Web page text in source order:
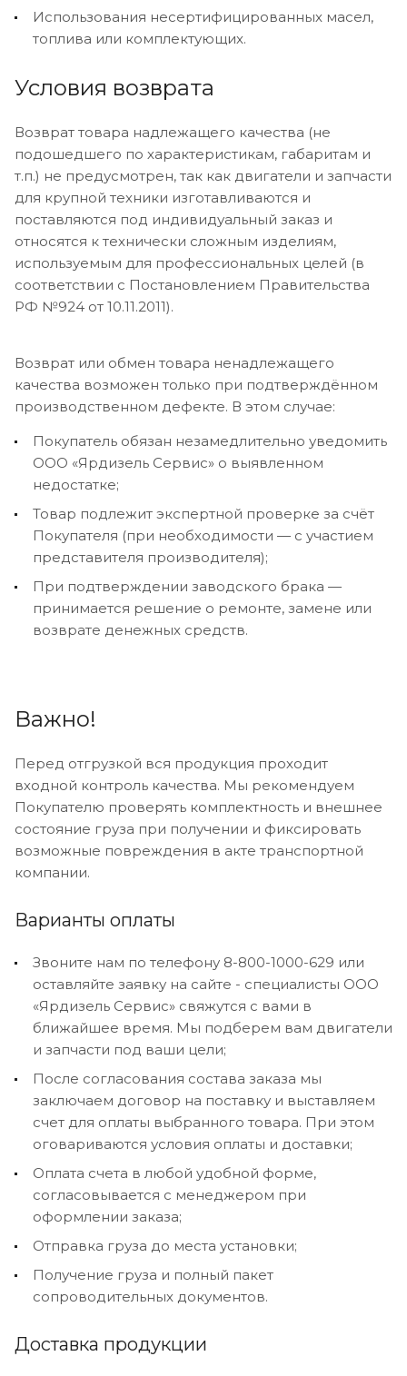
Использования несертифицированных масел,
топлива или комплектующих.
Условия возврата
Возврат товара надлежащего качества (не
подошедшего по характеристикам, габаритам и
т.п.) не предусмотрен, так как двигатели и запчасти
для крупной техники изготавливаются и
поставляются под индивидуальный заказ и
относятся к технически сложным изделиям,
используемым для профессиональных целей (в
соответствии с Постановлением Правительства
РФ №924 от 10.11.2011).
Возврат или обмен товара ненадлежащего
качества возможен только при подтверждённом
производственном дефекте. В этом случае:
Покупатель обязан незамедлительно уведомить
ООО «Ярдизель Сервис» о выявленном
недостатке;
Товар подлежит экспертной проверке за счёт
Покупателя (при необходимости — с участием
представителя производителя);
При подтверждении заводского брака —
принимается решение о ремонте, замене или
возврате денежных средств.
Важно!
Перед отгрузкой вся продукция проходит
входной контроль качества. Мы рекомендуем
Покупателю проверять комплектность и внешнее
состояние груза при получении и фиксировать
возможные повреждения в акте транспортной
компании.
Варианты оплаты
Звоните нам по телефону 8-800-1000-629 или
оставляйте заявку на сайте - специалисты ООО
«Ярдизель Сервис» свяжутся с вами в
ближайшее время. Мы подберем вам двигатели
и запчасти под ваши цели;
После согласования состава заказа мы
заключаем договор на поставку и выставляем
счет для оплаты выбранного товара. При этом
оговариваются условия оплаты и доставки;
Оплата счета в любой удобной форме,
согласовывается с менеджером при
оформлении заказа;
Отправка груза до места установки;
Получение груза и полный пакет
сопроводительных документов.
Доставка продукции